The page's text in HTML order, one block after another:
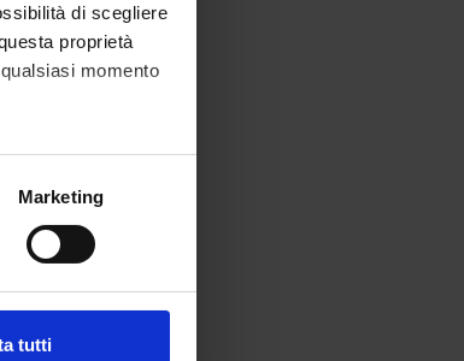
di scegliere
proprietà
momento
Marketing
tutti